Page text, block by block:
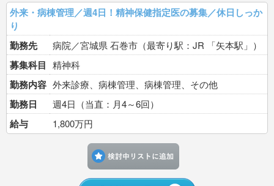
外来・病棟管理／週4日！精神保健指定医の募集／休日しっか
り
勤務先
病院／宮城県 石巻市（最寄り駅：JR 「矢本駅」）
募集科目 精神科
勤務内容 外来診療、病棟管理、病棟管理、その他
勤務日 週4日（当直：月4～6回）
給与 1,800万円